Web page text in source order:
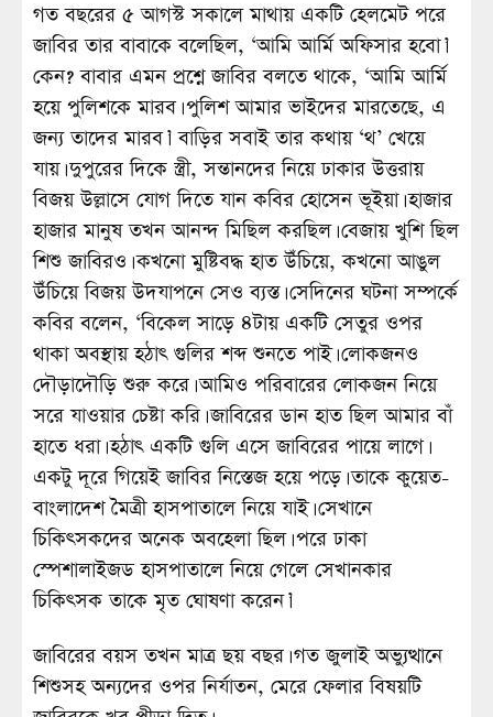
গত বছরের ৫ আগস্ট সকালে মাথায় একটি হেলমেট পরে
জাবির তার বাবাকে বলেছিল, ‘আমি আর্মি অফিসার হবো।’
কেন? বাবার এমন প্রশ্নে জাবির বলতে থাকে, ‘আমি আর্মি
হয়ে পুলিশকে মারব। পুলিশ আমার ভাইদের মারতেছে, এ
জন্য তাদের মারব।’ বাড়ির সবাই তার কথায় ‘থ’ খেয়ে
যায়। দুপুরের দিকে স্ত্রী, সন্তানদের নিয়ে ঢাকার উত্তরায়
বিজয় উল্লাসে যোগ দিতে যান কবির হোসেন ভূইয়া। হাজার
হাজার মানুষ তখন আনন্দ মিছিল করছিল। বেজায় খুশি ছিল
শিশু জাবিরও। কখনো মুষ্টিবদ্ধ হাত উঁচিয়ে, কখনো আঙুল
উঁচিয়ে বিজয় উদযাপনে সেও ব্যস্ত। সেদিনের ঘটনা সম্পর্কে
কবির বলেন, ‘বিকেল সাড়ে ৪টায় একটি সেতুর ওপর
থাকা অবস্থায় হঠাৎ গুলির শব্দ শুনতে পাই। লোকজনও
দৌড়াদৌড়ি শুরু করে। আমিও পরিবারের লোকজন নিয়ে
সরে যাওয়ার চেষ্টা করি। জাবিরের ডান হাত ছিল আমার বাঁ
হাতে ধরা। হঠাৎ একটি গুলি এসে জাবিরের পায়ে লাগে।
একটু দূরে গিয়েই জাবির নিস্তেজ হয়ে পড়ে। তাকে কুয়েত-
বাংলাদেশ মৈত্রী হাসপাতালে নিয়ে যাই। সেখানে
চিকিৎসকদের অনেক অবহেলা ছিল। পরে ঢাকা
স্পেশালাইজড হাসপাতালে নিয়ে গেলে সেখানকার
চিকিৎসক তাকে মৃত ঘোষণা করেন।’
জাবিরের বয়স তখন মাত্র ছয় বছর। গত জুলাই অভ্যুত্থানে
শিশুসহ অন্যদের ওপর নির্যাতন, মেরে ফেলার বিষয়টি